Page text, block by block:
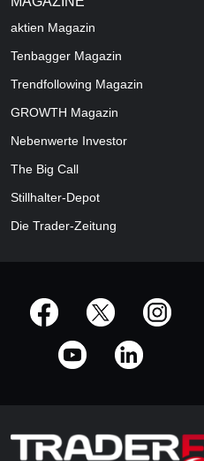
aktien Magazin
Tenbagger Magazin
Trendfollowing Magazin
GROWTH Magazin
Nebenwerte Investor
The Big Call
Stillhalter-Depot
Die Trader-Zeitung
offizielle Social Media-Accounts